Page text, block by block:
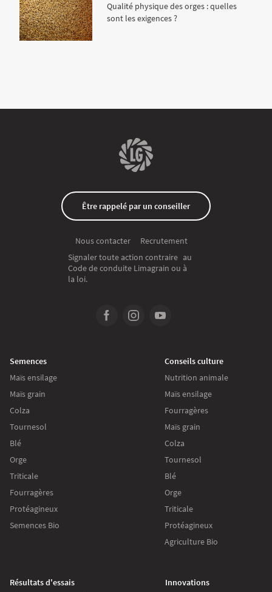
Qualité physique des orges : quelles
sont les exigences ?
Être rappelé par un conseiller
Nous contacter
Recrutement
Signaler toute action contraire au
Code de conduite Limagrain ou à
la loi.
Semences
Maïs ensilage
Maïs grain
Colza
Tournesol
Blé
Orge
Triticale
Fourragères
Protéagineux
Semences Bio
Conseils culture
Nutrition animale
Maïs ensilage
Fourragères
Maïs grain
Colza
Tournesol
Blé
Orge
Triticale
Protéagineux
Agriculture Bio
Résultats d'essais
Innovations